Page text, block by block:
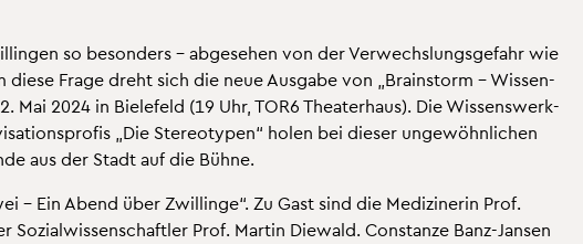
so be­son­ders – ab­ge­se­hen von der Ver­wechs­lungs­ge­fahr wie
Frage dreht sich die neue Aus­ga­be von „Brain­storm – Wis­sen­
Mai 2024 in Bie­le­feld (19 Uhr, TOR6 Thea­ter­haus). Die Wis­sens­werk­
„Die Ste­reo­ty­pen“ holen bei die­ser un­ge­wöhn­li­chen
aus der Stadt auf die Bühne.
– Ein Abend über Zwil­lin­ge“. Zu Gast sind die Me­di­zi­ne­rin Prof.
So­zi­al­wis­sen­schaft­ler Prof. Mar­tin Die­wald. Con­stan­ze Banz-Jan­sen